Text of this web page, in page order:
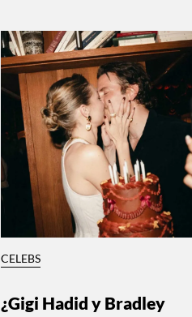
CELEBS
¿Gigi Hadid y Bradley